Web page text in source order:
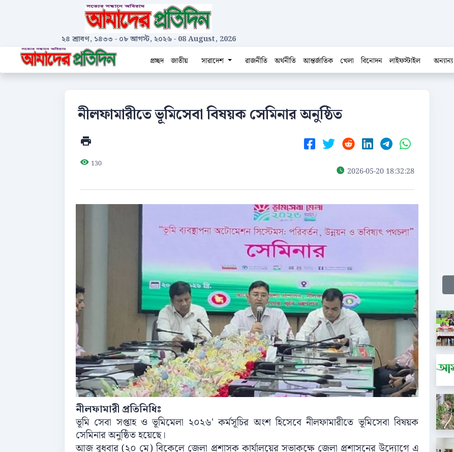
২৪ শ্রাবণ, ১৪৩৩ - ০৮ আগস্ট, ২০২৬- 08 August, 2026
প্রচ্ছদ
জাতীয় সারাদেশ রাজনীতি অর্থনীতি আন্তর্জাতিক খেলা বিনোদন লাইফস্টাইল অন্যান্য
নীলফামারীতে ভূমিসেবা বিষয়ক সেমিনার অনুষ্ঠিত
130
2026-05-20 18:32:28
নীলফামারী প্রতিনিধিঃ ‌‌
ভূমি সেবা সপ্তাহ ও ভূমিমেলা ২০২৬' কর্মসূচির অংশ হিসেবে নীলফামারীতে ভূমিসেবা বিষয়ক
সেমিনার অনুষ্ঠিত হয়েছে।
আজ বুধবার (২০ মে) বিকেলে জেলা প্রশাসক কার্যালয়ের সভাকক্ষে জেলা প্রশাসনের উদ্যোগে এ